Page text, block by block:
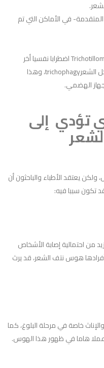
في الأماكن التي تم
قد يصاحب هوس نتف الشعر Trichotillomania اضطرابا نفسيا أخر
يسمى داء المشعرات، أو هوس أكل الشعرtrichophagy، وهذا
الهضمي.
تؤدي إلى
يعتقد الأطباء والباحثون أن
تكون سببا فيه:
من احتمالية إصابة الأشخاص
هوس نتف الشعر، قد يرث
خاصة في مرحلة البلوغ، كما
عملا هاما في ظهور هذا الهوس.